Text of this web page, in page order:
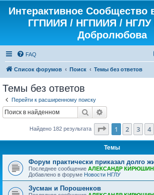
Интерактивное Сообщество
ГГПИИЯ / НГПИИЯ / НГЛУ
Добролюбова
FAQ
Список форумов Поиск Темы без ответов
Темы без ответов
Перейти к расширенному поиску
Поиск
Найдено 182 результата Страница из
1 2 3 4
Темы
Форум практически приказал долго
Последнее сообщение АЛЕКСАНДР КИРЮШИН
Добавлено в форуме Новости НГЛУ
Зусман и Порошенков